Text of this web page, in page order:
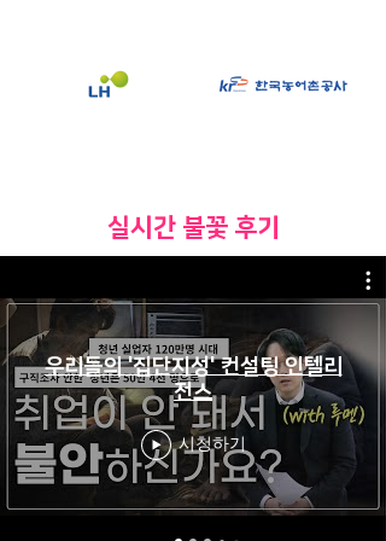
​실시간 불꽃 후기
우리들의 '집단지성' 컨설팅 인텔리
전스
시청하기